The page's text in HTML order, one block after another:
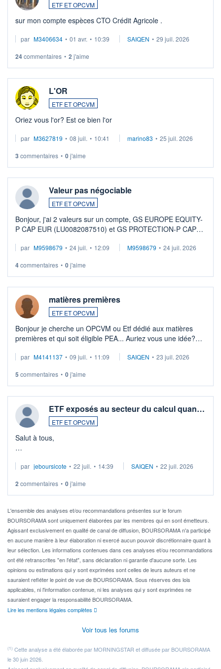
ETF ET OPCVM
sur mon compte espèces CTO Crédit Agricole .
par M3406634 • 01 avr. • 10:39 SAIQEN • 29 juil. 2026
24commentaires • 2 j'aime
L'OR
ETF ET OPCVM
Oriez vous l'or? Est ce bien l'or
par M3627819 • 08 juil. • 10:41 marino83 • 25 juil. 2026
3 commentaires • 0j'aime
Valeur pas négociable
ETF ET OPCVM
Bonjour, j'ai 2 valeurs sur un compte, GS EUROPE EQUITY-
P CAP EUR (LU0082087510) et GS PROTECTION-P CAP
veux procéder à la vente, on me signale ...
par M9598679 • 24 juil. • 12:09 M9598679 • 24 juil. 2026
4commentaires • 0j'aime
matières premières
ETF ET OPCVM
Bonjour je cherche un OPCVM ou Etf dédié aux matières
premières et qui soit éligible PEA... Auriez vous une idée?
par M4141137 • 09 juil. • 11:09 SAIQEN • 23 juil. 2026
5 commentaires • 0j'aime
ETF exposés au secteur du calcul quan…
ETF ET OPCVM
Salut à tous,
via un ETF plutôt que des actions individuelles.
Idéalement, je voudrais qu'il soit éligible au PEA.
Pour l' ...
par jeboursicote • 22 juil. • 14:39 SAIQEN • 22 juil. 2026
2 commentaires • 0j'aime
L'ensemble des analyses et/ou recommandations présentes sur le forum
BOURSORAMA sont uniquement élaborées par les membres qui en sont émetteurs.
Agissant exclusivement en qualité de canal de diffusion, BOURSORAMA n'a participé
en aucune manière à leur élaboration ni exercé aucun pouvoir discrétionnaire quant à
leur sélection. Les informations contenues dans ces analyses et/ou recommandations
ont été retranscrites "en l'état", sans déclaration ni garantie d'aucune sorte. Les
opinions ou estimations qui y sont exprimées sont celles de leurs auteurs et ne
sauraient refléter le point de vue de BOURSORAMA. Sous réserves des lois
applicables, ni l'information contenue, ni les analyses qui y sont exprimées ne
sauraient engager la responsabilité BOURSORAMA.
Lire les mentions légales complètes
Voir tous les forums
(1) Cette analyse a été élaborée par MORNINGSTAR et diffusée par BOURSORAMA
le 30 juin 2026.